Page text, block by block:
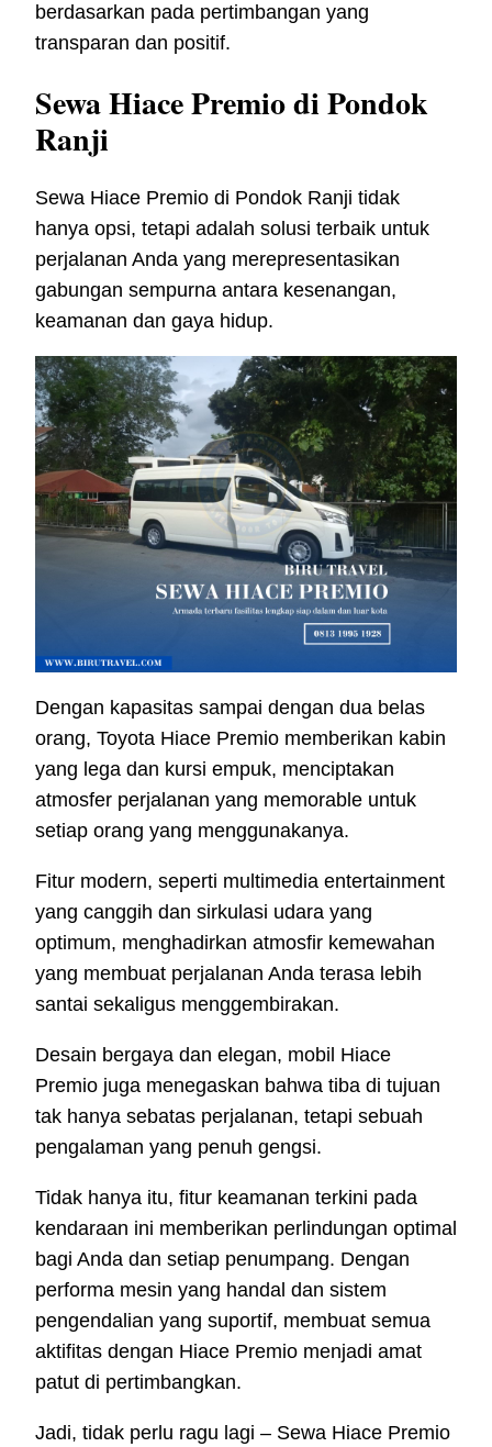
berdasarkan pada pertimbangan yang
transparan dan positif.
Sewa Hiace Premio di Pondok
Ranji
Sewa Hiace Premio di Pondok Ranji tidak
hanya opsi, tetapi adalah solusi terbaik untuk
perjalanan Anda yang merepresentasikan
gabungan sempurna antara kesenangan,
keamanan dan gaya hidup.
Dengan kapasitas sampai dengan dua belas
orang, Toyota Hiace Premio memberikan kabin
yang lega dan kursi empuk, menciptakan
atmosfer perjalanan yang memorable untuk
setiap orang yang menggunakanya.
Fitur modern, seperti multimedia entertainment
yang canggih dan sirkulasi udara yang
optimum, menghadirkan atmosfir kemewahan
yang membuat perjalanan Anda terasa lebih
santai sekaligus menggembirakan.
Desain bergaya dan elegan, mobil Hiace
Premio juga menegaskan bahwa tiba di tujuan
tak hanya sebatas perjalanan, tetapi sebuah
pengalaman yang penuh gengsi.
Tidak hanya itu, fitur keamanan terkini pada
kendaraan ini memberikan perlindungan optimal
bagi Anda dan setiap penumpang. Dengan
performa mesin yang handal dan sistem
pengendalian yang suportif, membuat semua
aktifitas dengan Hiace Premio menjadi amat
patut di pertimbangkan.
Jadi, tidak perlu ragu lagi – Sewa Hiace Premio